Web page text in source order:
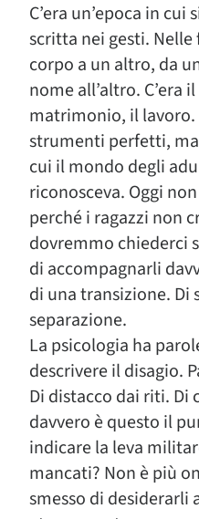
C’era un’epoca in
scritta nei gesti. Nelle
corpo a un altro, da
nome all’altro. C’era
matrimonio, il lavoro.
strumenti perfetti,
cui il mondo degli
riconosceva. Oggi
perché i ragazzi non
dovremmo chiederci
di accompagnarli
di una transizione. Di
separazione.
La psicologia ha
descrivere il disagio.
Di distacco dai riti. Di
davvero è questo il
indicare la leva
mancati? Non è più
smesso di desiderarli